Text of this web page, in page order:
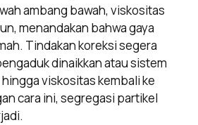
ambang bawah, viskositas
menandakan bahwa gaya
Tindakan koreksi segera
dinaikkan atau sistem
viskositas kembali ke
cara ini, segregasi partikel